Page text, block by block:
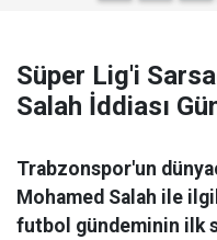
Süper Lig'i
Salah İddiası
Trabzonspor'un
Mohamed Salah ile
futbol gündeminin ilk